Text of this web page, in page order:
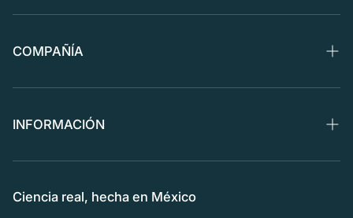
Preguntas Frecuentes
Políticas de Envío
COMPAÑÍA
Nosotros
Blog
INFORMACIÓN
Términos y Condiciones
Aviso de Privacidad
Ciencia real, hecha en México